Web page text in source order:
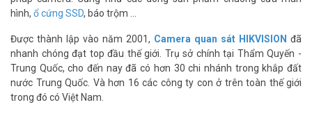
hình, ổ cứng SSD, báo trộm ...
Được thành lập vào năm 2001, Camera quan sát HIKVISION đã
nhanh chóng đạt top đầu thế giới. Trụ sở chính tại Thẩm Quyến -
Trung Quốc, cho đến nay đã có hơn 30 chi nhánh trong khắp đất
nước Trung Quốc. Và hơn 16 các công ty con ở trên toàn thế giới
trong đó có Việt Nam.